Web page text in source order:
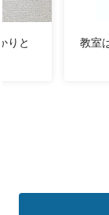
・前回のテス
・受験に向けて
・次のテスト
★中学準備や
りと 教室